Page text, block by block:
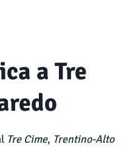
a Tre
Tre Cime, Trentino-Alto